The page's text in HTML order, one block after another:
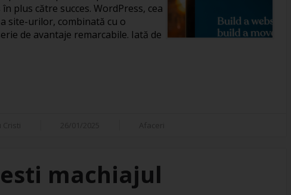
plus către succes. WordPress, cea
site-urilor, combinată cu o
de avantaje remarcabile. Iată de
machiajul